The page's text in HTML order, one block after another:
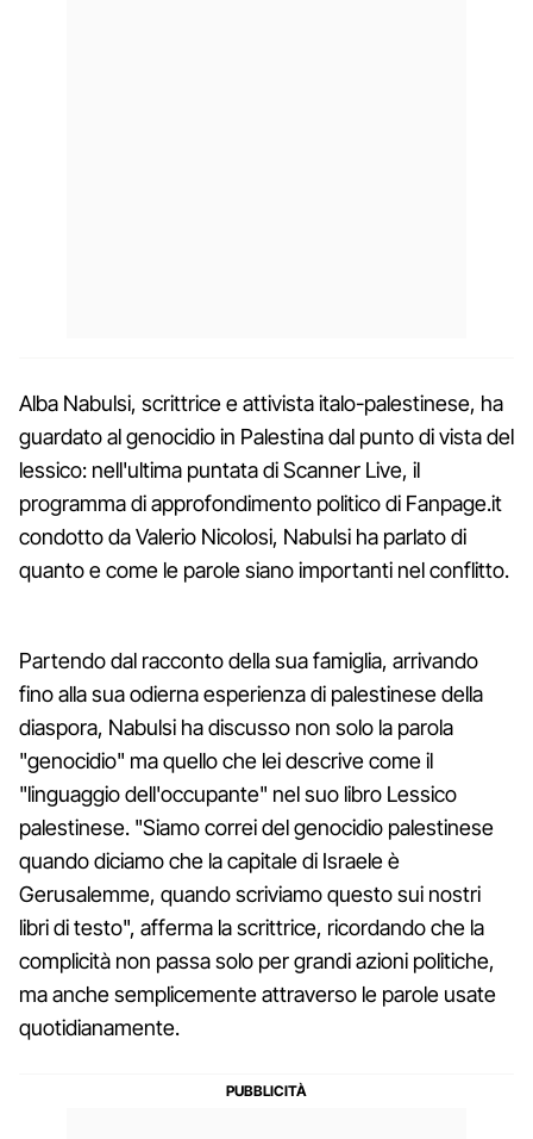
Alba Nabulsi, scrittrice e attivista italo-palestinese, ha
guardato al genocidio in Palestina dal punto di vista del
lessico: nell'ultima puntata di Scanner Live, il
programma di approfondimento politico di Fanpage.it
condotto da Valerio Nicolosi, Nabulsi ha parlato di
quanto e come le parole siano importanti nel conflitto.
Partendo dal racconto della sua famiglia, arrivando
fino alla sua odierna esperienza di palestinese della
diaspora, Nabulsi ha discusso non solo la parola
"genocidio" ma quello che lei descrive come il
"linguaggio dell'occupante" nel suo libro Lessico
palestinese. "Siamo correi del genocidio palestinese
quando diciamo che la capitale di Israele è
Gerusalemme, quando scriviamo questo sui nostri
libri di testo", afferma la scrittrice, ricordando che la
complicità non passa solo per grandi azioni politiche,
ma anche semplicemente attraverso le parole usate
quotidianamente.